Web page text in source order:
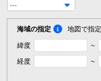
---
海域の指定 地図で指
緯度 ~
経度
~